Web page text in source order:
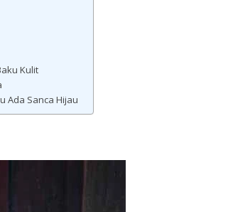
Kulit
Ada Sanca Hijau